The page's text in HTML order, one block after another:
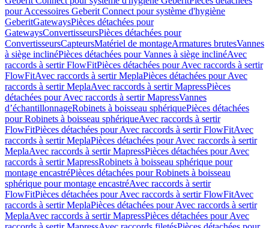
pour Accessoires Geberit Connect pour système d'hygiène
GeberitGatewaysPièces détachées pour
GatewaysConvertisseursPièces détachées pour
ConvertisseursCapteursMatériel de montageArmatures brutesVannes
à siège inclinéPièces détachées pour Vannes à siège inclinéAvec
raccords à sertir FlowFitPièces détachées pour Avec raccords à sertir
FlowFitAvec raccords à sertir MeplaPièces détachées pour Avec
raccords à sertir MeplaAvec raccords à sertir MapressPièces
détachées pour Avec raccords à sertir MapressVannes
d’échantillonnageRobinets à boisseau sphériquePièces détachées
pour Robinets à boisseau sphériqueAvec raccords à sertir
FlowFitPièces détachées pour Avec raccords à sertir FlowFitAvec
raccords à sertir MeplaPièces détachées pour Avec raccords à sertir
MeplaAvec raccords à sertir MapressPièces détachées pour Avec
raccords à sertir MapressRobinets à boisseau sphérique pour
montage encastréPièces détachées pour Robinets à boisseau
sphérique pour montage encastréAvec raccords à sertir
FlowFitPièces détachées pour Avec raccords à sertir FlowFitAvec
raccords à sertir MeplaPièces détachées pour Avec raccords à sertir
MeplaAvec raccords à sertir MapressPièces détachées pour Avec